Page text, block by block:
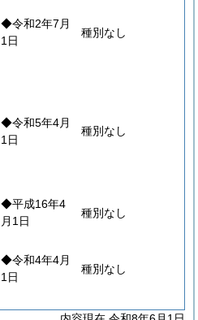
◆令和2年7月
1日
種別なし
◆令和5年4月
1日
種別なし
◆平成16年4
月1日
種別なし
◆令和4年4月
1日
種別なし